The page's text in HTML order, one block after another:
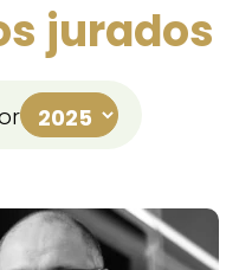
jurados